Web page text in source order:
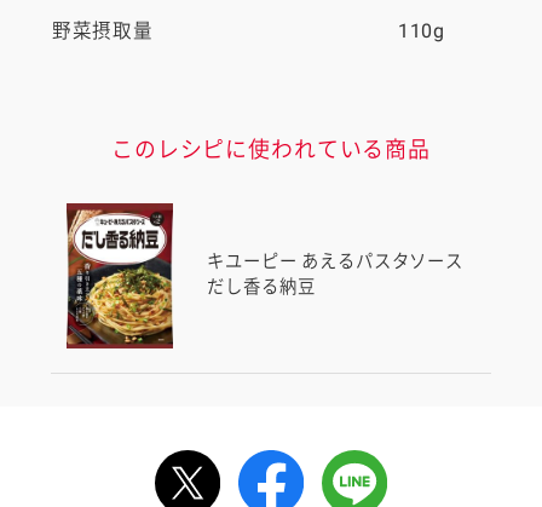
野菜摂取量 110g
このレシピに使われている商品
キユーピー あえるパスタソース
だし香る納豆